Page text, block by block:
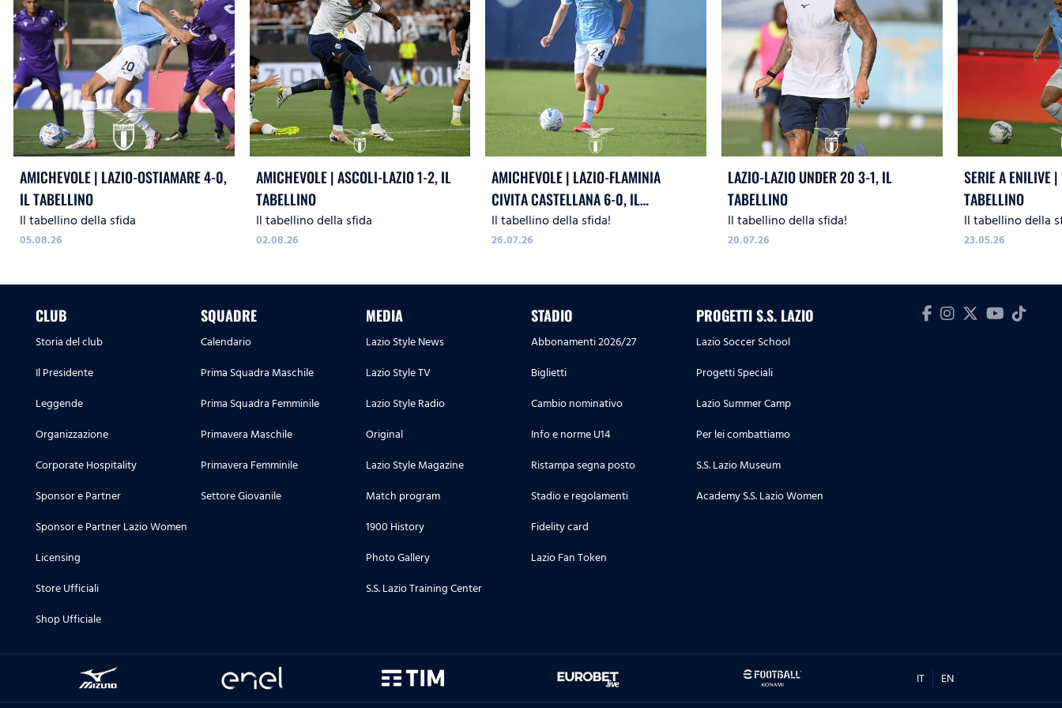
AMICHEVOLE | LAZIO-OSTIAMARE 4-0,
IL TABELLINO
Il tabellino della sfida
05.08.26
AMICHEVOLE | ASCOLI-LAZIO 1-2, IL
TABELLINO
Il tabellino della sfida
02.08.26
AMICHEVOLE | LAZIO-FLAMINIA
CIVITA CASTELLANA 6-0, IL
TABELLINO
Il tabellino della sfida!
26.07.26
LAZIO-LAZIO UNDER 20 3-1, IL
TABELLINO
Il tabellino della sfida!
20.07.26
SERIE A ENILIVE
TABELLINO
Il tabellino della
23.05.26
CLUB
Storia del club
Il Presidente
Leggende
Organizzazione
Corporate Hospitality
Sponsor e Partner
Sponsor e Partner Lazio Women
Licensing
Store Ufficiali
Shop Ufficiale
SQUADRE
Calendario
Prima Squadra Maschile
Prima Squadra Femminile
Primavera Maschile
Primavera Femminile
Settore Giovanile
MEDIA
Lazio Style News
Lazio Style TV
Lazio Style Radio
Original
Lazio Style Magazine
Match program
1900 History
Photo Gallery
S.S. Lazio Training Center
STADIO
Abbonamenti 2026/27
Biglietti
Cambio nominativo
Info e norme U14
Ristampa segna posto
Stadio e regolamenti
Fidelity card
Lazio Fan Token
PROGETTI S.S. LAZIO
Lazio Soccer School
Progetti Speciali
Lazio Summer Camp
Per lei combattiamo
S.S. Lazio Museum
Academy S.S. Lazio Women
IT EN